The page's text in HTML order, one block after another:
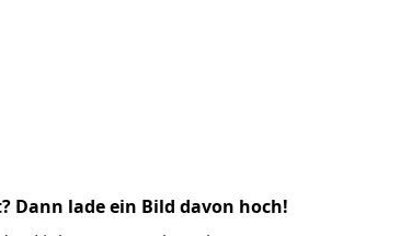
Dann lade ein Bild davon hoch!